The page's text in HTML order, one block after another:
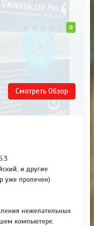
0
Смотреть Обзор
и другие
уже пролечен)
нежелательных
компьютере.